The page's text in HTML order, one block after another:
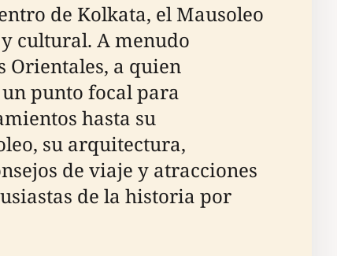
de Kolkata, el Mausoleo
cultural. A menudo
Orientales, a quien
punto focal para
hasta su
su arquitectura,
de viaje y atracciones
de la historia por